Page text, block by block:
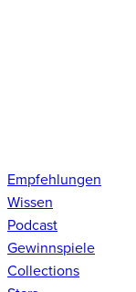
Empfehlungen
Wissen
Podcast
Gewinnspiele
Collections